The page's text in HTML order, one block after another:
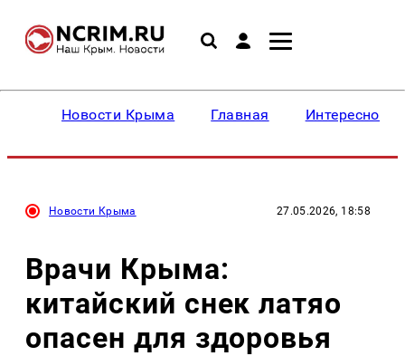
Новости Крыма Главная Интересное
Новости Крыма 27.05.2026, 18:58
Врачи Крыма:
китайский снек латяо
опасен для здоровья